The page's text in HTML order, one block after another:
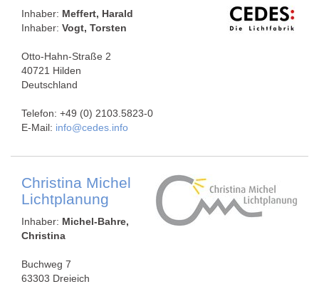
Inhaber: Meffert, Harald
Inhaber: Vogt, Torsten
Otto-Hahn-Straße 2
40721 Hilden
Deutschland
Telefon: +49 (0) 2103.5823-0
E-Mail: info@cedes.info
Christina Michel
Lichtplanung
Inhaber: Michel-Bahre,
Christina
Buchweg 7
63303 Dreieich